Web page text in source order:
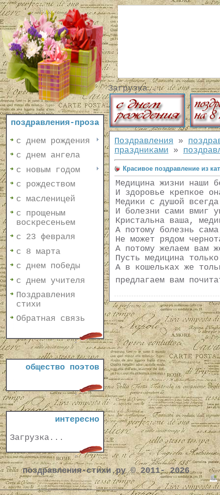
поздравления-проза
с днем рождения
с днем ангела
с новым годом
с рождеством
с масленицей
с прощеным
воскресеньем
с 23 февраля
с 8 марта
с днем победы
с днем учителя
Поздравления
стихи
Обратная связь
общество поэтов
интересно
Загрузка...
Загрузка...
Поздравления »
праздниками »
Красивое поздравление из
Медицина жизни наши
И здоровье крепкое
Медики с душой
И болезни сами вмиг
Кристальна ваша,
А потому болезнь
Не может рядом
А потому желаем вам
Пусть медицина
А в кошельках же
предлагаем вам
поздравления-стихи.ру © 2011- 2026